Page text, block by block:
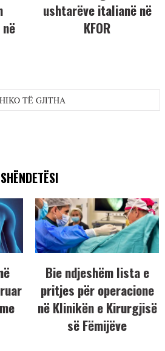
ushtarëve italianë në
KFOR
TË GJITHA
SHËNDETËSI
Bie ndjeshëm lista e
pritjes për operacione
në Klinikën e Kirurgjisë
së Fëmijëve